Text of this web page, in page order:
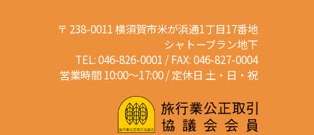
〒 238-0011 横須賀市米が浜通1丁目17番地
シャトーブラン地下
TEL: 046-826-0001 / FAX: 046-827-0004
営業時間 10:00～17:00 / 定休日 土・日・祝